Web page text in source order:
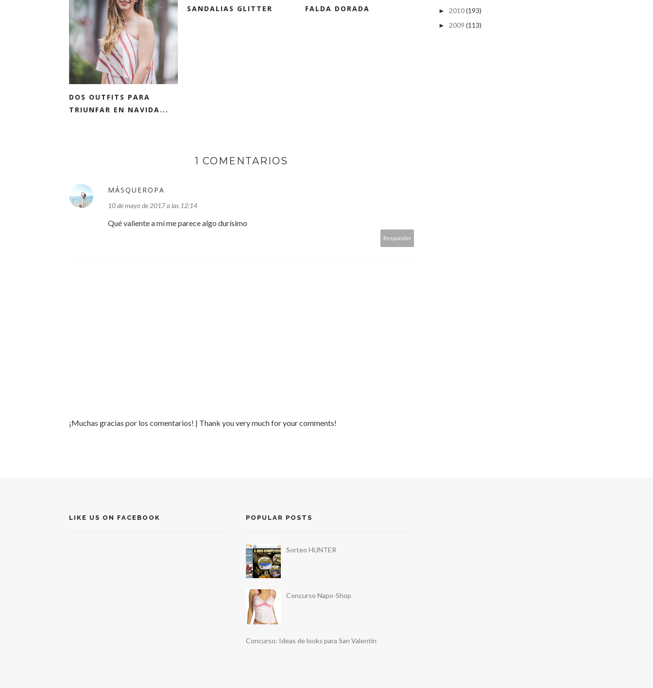
DOS OUTFITS PARA
TRIUNFAR EN NAVIDA...
SANDALIAS GLITTER
FALDA DORADA
1 COMENTARIOS
MÁSQUEROPA
10 de mayo de 2017 a las 12:14
Qué valiente a mí me parece algo durísimo
Responder
¡Muchas gracias por los comentarios! | Thank you very much for your comments!
► 2010(193)
► 2009 (113)
LIKE US ON FACEBOOK POPULAR POSTS
Sorteo HUNTER
Concurso Napo-Shop
Concurso: Ideas de looks para San Valentín